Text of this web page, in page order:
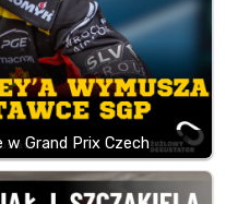
w Grand Prix Czech